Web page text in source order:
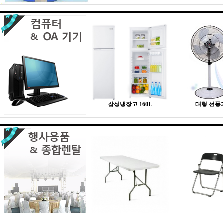
삼성냉장고 160L 대형 선풍